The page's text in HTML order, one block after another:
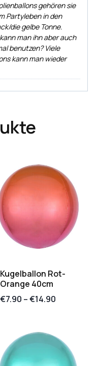
gehören sie
Partyleben in den
die gelbe Tonne.
man ihn aber auch
benutzen? Viele
kann man wieder
Kugelballon Rot-
Orange 40cm
€7.90 –€14.90